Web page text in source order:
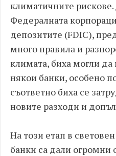
климатичните рискове.
Федералната
депозитите (FDIC),
много правила и
климата, биха могли
някои банки, особено
съответно биха се
новите разходи и
На този етап в
банки са дали